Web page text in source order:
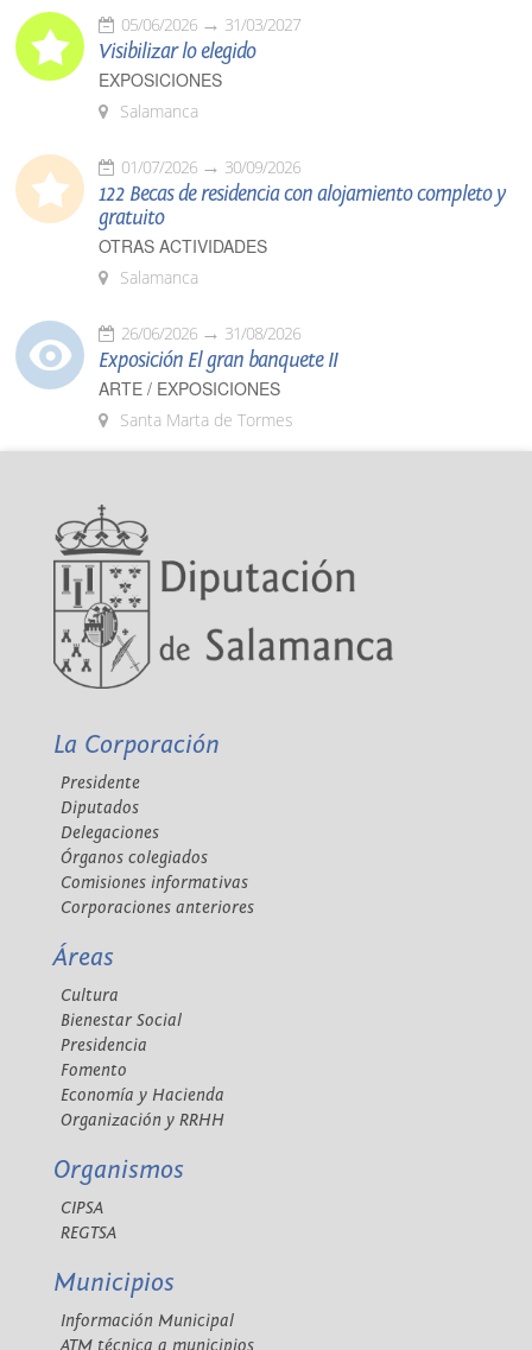
05/06/2026 31/03/2027
Visibilizar lo elegido
EXPOSICIONES
Salamanca
01/07/2026 30/09/2026
122 Becas de residencia con alojamiento completo y
gratuito
OTRAS ACTIVIDADES
Salamanca
26/06/2026 31/08/2026
Exposición El gran banquete II
ARTE / EXPOSICIONES
Santa Marta de Tormes
La Corporación
Presidente
Diputados
Delegaciones
Órganos colegiados
Comisiones informativas
Corporaciones anteriores
Áreas
Cultura
Bienestar Social
Presidencia
Fomento
Economía y Hacienda
Organización y RRHH
Organismos
CIPSA
REGTSA
Municipios
Información Municipal
ATM técnica a municipios